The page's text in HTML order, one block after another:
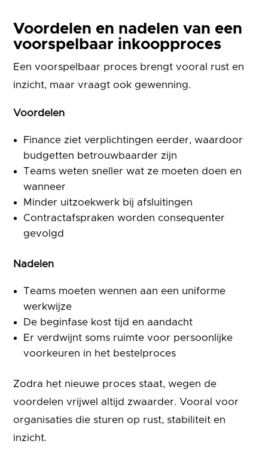
Voordelen en nadelen van een
voorspelbaar inkoopproces
Een voorspelbaar proces brengt vooral rust en
inzicht, maar vraagt ook gewenning.
Voordelen
Finance ziet verplichtingen eerder, waardoor
budgetten betrouwbaarder zijn
Teams weten sneller wat ze moeten doen en
wanneer
Minder uitzoekwerk bij afsluitingen
Contractafspraken worden consequenter
gevolgd
Nadelen
Teams moeten wennen aan een uniforme
werkwijze
De beginfase kost tijd en aandacht
Er verdwijnt soms ruimte voor persoonlijke
voorkeuren in het bestelproces
Zodra het nieuwe proces staat, wegen de
voordelen vrijwel altijd zwaarder. Vooral voor
organisaties die sturen op rust, stabiliteit en
inzicht.